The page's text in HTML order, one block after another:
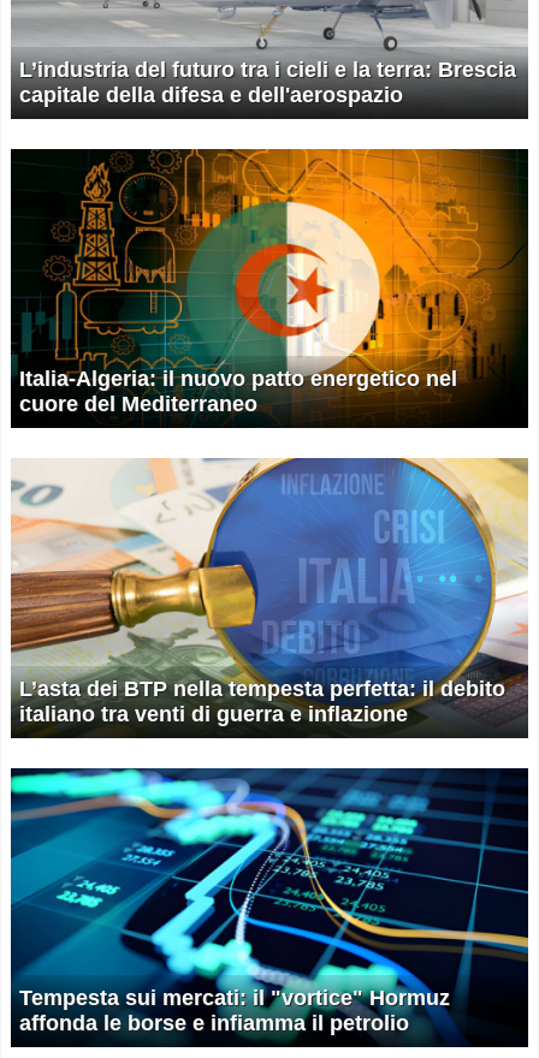
L’industria del futuro tra i cieli e la terra: Brescia
capitale della difesa e dell'aerospazio
Italia-Algeria: il nuovo patto energetico nel
cuore del Mediterraneo
L’asta dei BTP nella tempesta perfetta: il debito
italiano tra venti di guerra e inflazione
Tempesta sui mercati: il "vortice" Hormuz
affonda le borse e infiamma il petrolio